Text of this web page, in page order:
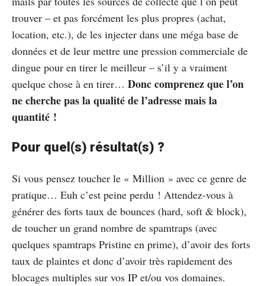
trouver – et pas forcément les plus propres (achat,
location, etc.), de les injecter dans une méga base de
données et de leur mettre une pression commerciale de
dingue pour en tirer le meilleur – s’il y a vraiment
quelque chose à en tirer… Donc comprenez que l’on
ne cherche pas la qualité de l’adresse mais la
quantité !
Pour quel(s) résultat(s) ?
Si vous pensez toucher le « Million » avec ce genre de
pratique… Euh c’est peine perdu ! Attendez-vous à
générer des forts taux de bounces (hard, soft & block),
de toucher un grand nombre de spamtraps (avec
quelques spamtraps Pristine en prime), d’avoir des forts
taux de plaintes et donc d’avoir très rapidement des
blocages multiples sur vos IP et/ou vos domaines.